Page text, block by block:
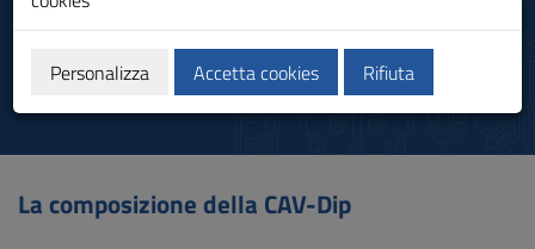
al
navigazione
sito
al
Commissione di
Autovalutazione
La composizione della CAV-Dip
Personalizza Accetta cookies Rifiuta